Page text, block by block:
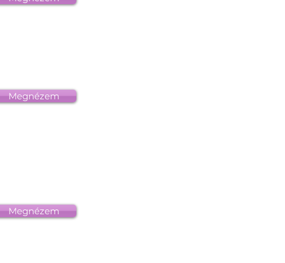
Megnézem
Megnézem